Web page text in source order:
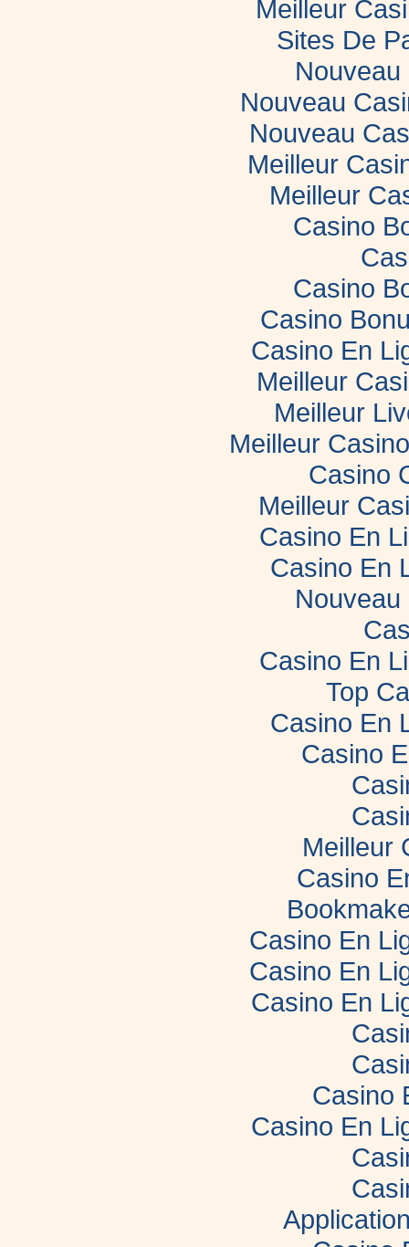
Meilleur
Sites De
Nouveau
Nouveau
Meilleur
Meilleur
Casino
Casino
Casino
Casino En
Meilleur
Meilleur
Meilleur
Casino
Meilleur
Casino En
Casino En
Casino En
Top
Casino En
Casino
Meilleur
Casino
Casino En
Casino En
Casino En
Casino
Casino En